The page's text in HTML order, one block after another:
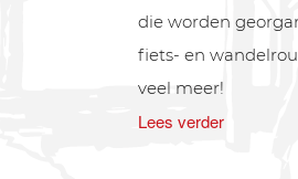
die worden
fiets- en
veel meer!
Lees verder